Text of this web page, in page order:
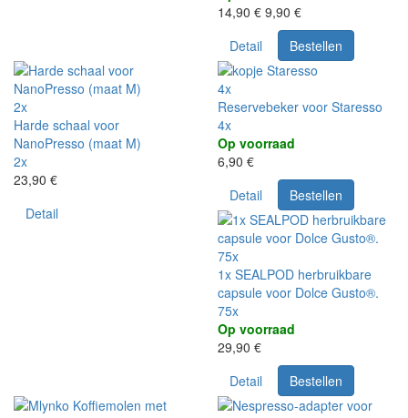
14,90 € 9,90 €
Detail
Bestellen
2x
Harde schaal voor
NanoPresso (maat M)
2x
23,90 €
Detail
4x
Reservebeker voor Staresso
4x
Op voorraad
6,90 €
Detail
Bestellen
75x
1x SEALPOD herbruikbare
capsule voor Dolce Gusto®.
75x
Op voorraad
29,90 €
Detail
Bestellen